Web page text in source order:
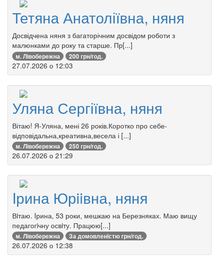
Тетяна Анатоліївна, няня
Досвідчена няня з багаторічним досвідом роботи з
малюнками до року та старше. Пр[...]
м. Лівобережна 200 грн/год.
27.07.2026 о 12:03
Уляна Сергіївна, няня
Вітаю! Я-Уляна, мені 26 років.Коротко про себе-
відповідальна,креативна,весела і [...]
м. Лівобережна 250 грн/год.
26.07.2026 о 21:29
Iрина Юрiiвна, няня
Вiтаю. Iрина, 53 роки, мешкаю на Березняках. Маю вищу
педагогiчну освiту. Працюю[...]
м. Лівобережна За домовленiстю грн/год.
26.07.2026 о 12:38